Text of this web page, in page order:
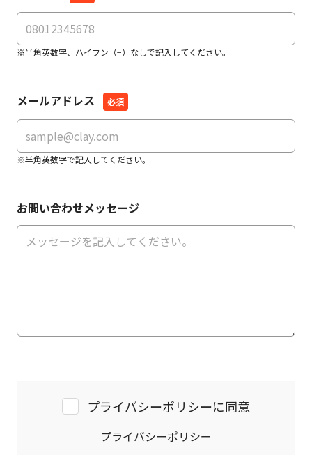
※半角英数字、ハイフン（−）なしで記入してください。
メールアドレス
※半角英数字で記入してください。
お問い合わせメッセージ
プライバシーポリシーに同意
プライバシーポリシー